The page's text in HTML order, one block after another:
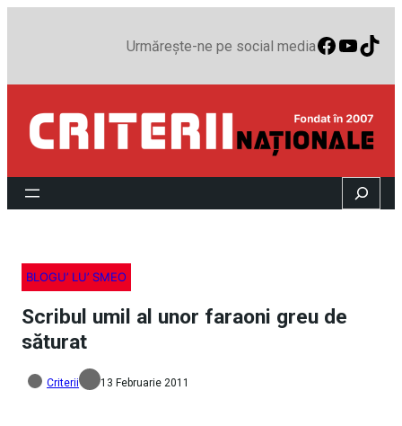
Urmărește-ne pe social media
Search
BLOGU’ LU’ SMEO
Scribul umil al unor faraoni greu de
săturat
Criterii 13 Februarie 2011